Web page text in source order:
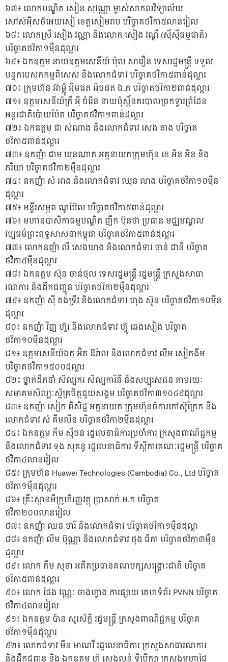
៦៧៖ លោកបណ្ឌិត សៀន សុវណ្ណា ម្ចាស់សាកលវិទ្យាល័យ
សៅស៍អ៉ីសថ៍អេយសៀ ខេត្តសៀមរាប បរិច្ចាគថវិកា៥លានរៀល
៦៨៖ លោកស្រី សៀង វណ្ណា និងលោក សៀង វណ្ឌី (ស៉ីស៉ីធម្មជាតិ)
បរិច្ចាគថវិកា១ម៉ឺនដុល្លារ
៦៩៖ ឯកឧត្ដម នាយឧត្តមសេនីយ៍ ប៉ុល សារឿន ទេសរដ្ឋមន្ត្រី ទទួល
បន្ទុកបេសកកម្មពិសេស និងលោកជំទាវ បរិច្ចាគថវិកា៥ពាន់ដុល្លារ
៧០៖ ក្រុមហ៊ុន អ៊ាម៉្លូ អ៉ីមផត អិចផត ឯ.ក បរិច្ចាគថវិកា២ពាន់ដុល្លារ
៧១៖ ឧត្តមសេនីយ៍ត្រី អ៉ី ចំរើន នាយប៉ុស្តិ៍នគរបាលច្រកទ្វារព្រំដែន
អន្តរជាតិប៉ោយប៉ែត បរិច្ចាគថវិកា១ពាន់ដុល្លារ
៧២៖ ឯកឧត្តម ជា សំណាង និងលោកជំទាវ សេង គាង បរិច្ចាគ
ថវិកា៥ពាន់ដុល្លារ
៧៣៖ ឧកញ៉ា ជាម ឃុនណាត អគ្គនាយកក្រុមហ៊ុន ខេ អិន អិន និង
ភរិយា បរិច្ចាគថវិកា២ម៉ឺនដុល្លារ
៧៤៖ ឧកញ៉ា សំ អាង និងលោកជំទាវ ឈុន លាង បរិច្ចាគថវិកា១០ម៉ឺន
ដុល្លារ
៧៥៖ មន្ទីរសម្ភព ណូប៊ែល បរិច្ចាគថវិកា៥ពាន់ដុល្លារ
៧៦៖ មហាឧបាសិកាធម្មបណ្ឌិត ញឹក ប៊ុនថា ប្រធាន មជ្ឈមណ្ឌល
វប្បធម៌ព្រះពុទ្ធសាសនាកម្ពុជា បរិច្ចាគថវិកា៥ពាន់ដុល្លារ
៧៧៖ លោកឧញ៉ា លី សេងឃាង និងលោកជំទាវ ចាន់ ដានី បរិច្ចាគ
ថវិកា៥ម៉ឺនដុល្លារ
៧៨៖ ឯកឧត្តម ស៊ុន ចាន់ថុល ទេសរដ្ឋមន្ត្រី រដ្ឋមន្ត្រី ក្រសួងសាធា
រណការ និងដឹកជញ្ជូន បរិច្ចាគថវិកា២ម៉ឺនដុល្លារ
៧៩៖ ឧកញ៉ា ស៊ី គង់ទ្រីវ និងលោកជំទាវ ហុង ស៊ួន បរិច្ចាគថវិកា១០ម៉ឺន
ដុល្លារ
៨០៖ ឧកញ៉ា វិញ ហ៊ួរ និងលោកជំទាវ ហ៊្វូ ឆេងសៀង បរិច្ចាគ
ថវិកា១០ម៉ឺនដុល្លារ
៨១៖ ឧត្តមសេនីយ៍ឯក អ៊ិត ឱរ៉ាល និងលោកជំទាវ លឹម សៀកងីម
បរិច្ចាគថវិកា១៥០០ដុល្លារ
៨២៖ ថ្នាក់ដឹកនាំ សិល្បករ សិល្បការិនី និងសប្បុរសជន តាមរយៈ
សមាគមសិល្បៈស្ម័គ្រចិត្តជួយសង្គម បរិច្ចាគថវិកា៣១០៤៩ដុល្លារ
៨៣៖ ឧកញ៉ា សៀក ពិសិដ្ឋ អគ្គនាយក ក្រុមហ៊ុនចំការកៅស៊ូក្រែក និង
លោកជំទាវ សំ គឹមលីន បរិច្ចាគថវិកា២ម៉ឺនដុល្លារ
៨៤៖ ឯកឧត្តម កឹម ស៊ីថន រដ្ឋលេខាធិការប្រចាំការ ក្រសួងពាណិជ្ជកម្ម
និងលោកជំទាវ ទុង សុគន្ធ រដ្ឋលេខាធិការ ទីស្តីការគណៈរដ្ឋមន្ត្រី បរិច្ចាគ
ថវិកា៤លានរៀល
៨៥៖ ក្រុមហ៊ុន Huawei Technologies (Cambodia) Co., Ltd បរិច្ចាគ
ថវិកា១ម៉ឺនដុល្លារ
៨៦៖ គ្រឹះស្ថានមីក្រូហិរញ្ញវត្ថុ ប្រាសាក់ ម.ក បរិច្ចាគ
ថវិកា២០០លានរៀល
៨៧៖ ឧកញ៉ា ឈន ថារី និងលោកជំទាវ បរិច្ចាគថវិកា១ម៉ឺនដុល្លា
៨៨៖ ឧកញ៉ា លីម ប៊ុណ្ណា និងលោកជំទាវ ថុង ធីតា បរិច្ចាគថវិកា៣ម៉ឺន
ដុល្លារ
៨៩៖ លោក កឹម សុខា អតីតប្រធានគណបក្សសង្រ្គោះជាតិ បរិច្ចាគ
ថវិកា៥ពាន់ដុល្លារ
៩០៖ លោក ផែង វណ្ណៈ ចាងហ្វាង ការផ្សាយ គេហទំព័រ PVNN បរិច្ចាគ
ថវិកា៤លានរៀល
៩១៖ ឯកឧត្តម ប៉ាន សូរស័ក្តិ រដ្ឋមន្ត្រី ក្រសួងពាណិជ្ជកម្ម បរិច្ចាគ
ថវិកា១ម៉ឺនដុល្លារ
៩២៖ លោកជំទាវ មឹន មាណវី រដ្ឋលេខាធិការ ក្រសួងសាធារណការ
និងដឹកជញ្ជូន និង ឯកឧត្តម ហ៊ូ សេងលន់ ទីប្រឹក្សា ក្រសួងមហាផ្ទៃ